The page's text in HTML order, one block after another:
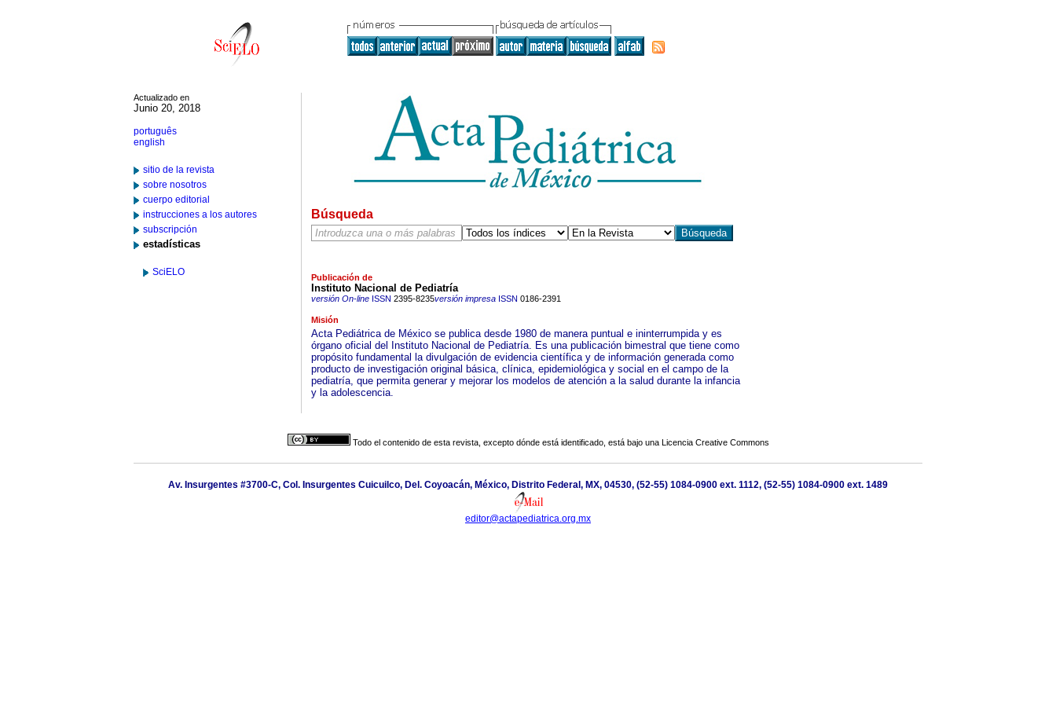
Actualizado en
Junio 20, 2018
português
english
sitio de la revista
sobre nosotros
cuerpo editorial
instrucciones a los autores
subscripción
estadísticas
SciELO
Búsqueda
Publicación de
Instituto Nacional de Pediatría
versión On-lineISSN 2395-8235versión impresaISSN 0186-2391
Misión
Acta Pediátrica de México se publica desde 1980 de manera puntual e ininterrumpida y es
órgano oficial del Instituto Nacional de Pediatría. Es una publicación bimestral que tiene como
propósito fundamental la divulgación de evidencia científica y de información generada como
producto de investigación original básica, clínica, epidemiológica y social en el campo de la
pediatría, que permita generar y mejorar los modelos de atención a la salud durante la infancia
y la adolescencia.
Todo el contenido de esta revista, excepto dónde está identificado, está bajo una Licencia Creative Commons
Av. Insurgentes #3700-C, Col. Insurgentes Cuicuilco, Del. Coyoacán, México, Distrito Federal, MX, 04530, (52-55) 1084-0900 ext. 1112, (52-55) 1084-0900 ext. 1489
editor@actapediatrica.org.mx